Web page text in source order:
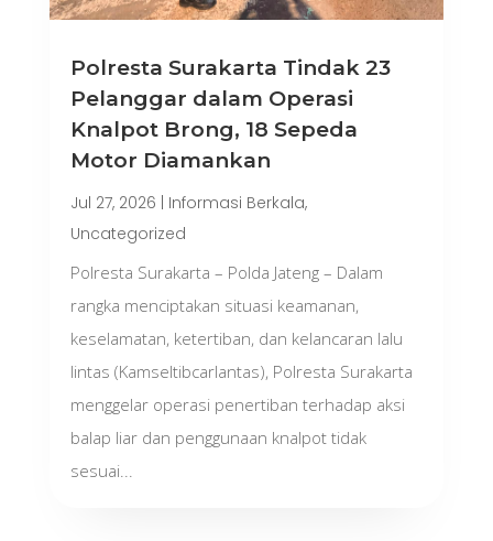
Polresta Surakarta Tindak 23
Pelanggar dalam Operasi
Knalpot Brong, 18 Sepeda
Motor Diamankan
Jul 27, 2026 Informasi Berkala,
Uncategorized
Polresta Surakarta – Polda Jateng – Dalam
rangka menciptakan situasi keamanan,
keselamatan, ketertiban, dan kelancaran lalu
lintas (Kamseltibcarlantas), Polresta Surakarta
menggelar operasi penertiban terhadap aksi
balap liar dan penggunaan knalpot tidak
sesuai...